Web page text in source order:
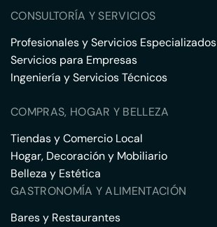
CONSULTORÍA Y SERVICIOS
Profesionales y Servicios Especializados
Servicios para Empresas
Ingeniería y Servicios Técnicos
COMPRAS, HOGAR Y BELLEZA
Tiendas y Comercio Local
Hogar, Decoración y Mobiliario
Belleza y Estética
GASTRONOMÍA Y ALIMENTACIÓN
Bares y Restaurantes